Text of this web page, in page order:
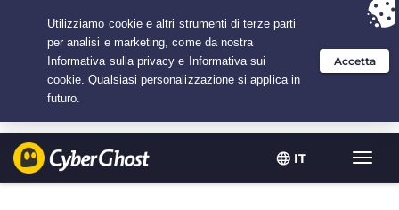
IT
L'offerta migliore per 2.1666666666667 anni a $